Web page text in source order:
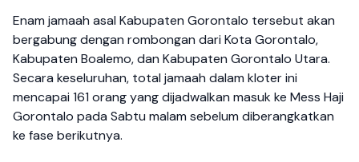
Enam jamaah asal Kabupaten Gorontalo tersebut akan
bergabung dengan rombongan dari Kota Gorontalo,
Kabupaten Boalemo, dan Kabupaten Gorontalo Utara.
Secara keseluruhan, total jamaah dalam kloter ini
mencapai 161 orang yang dijadwalkan masuk ke Mess Haji
Gorontalo pada Sabtu malam sebelum diberangkatkan
ke fase berikutnya.